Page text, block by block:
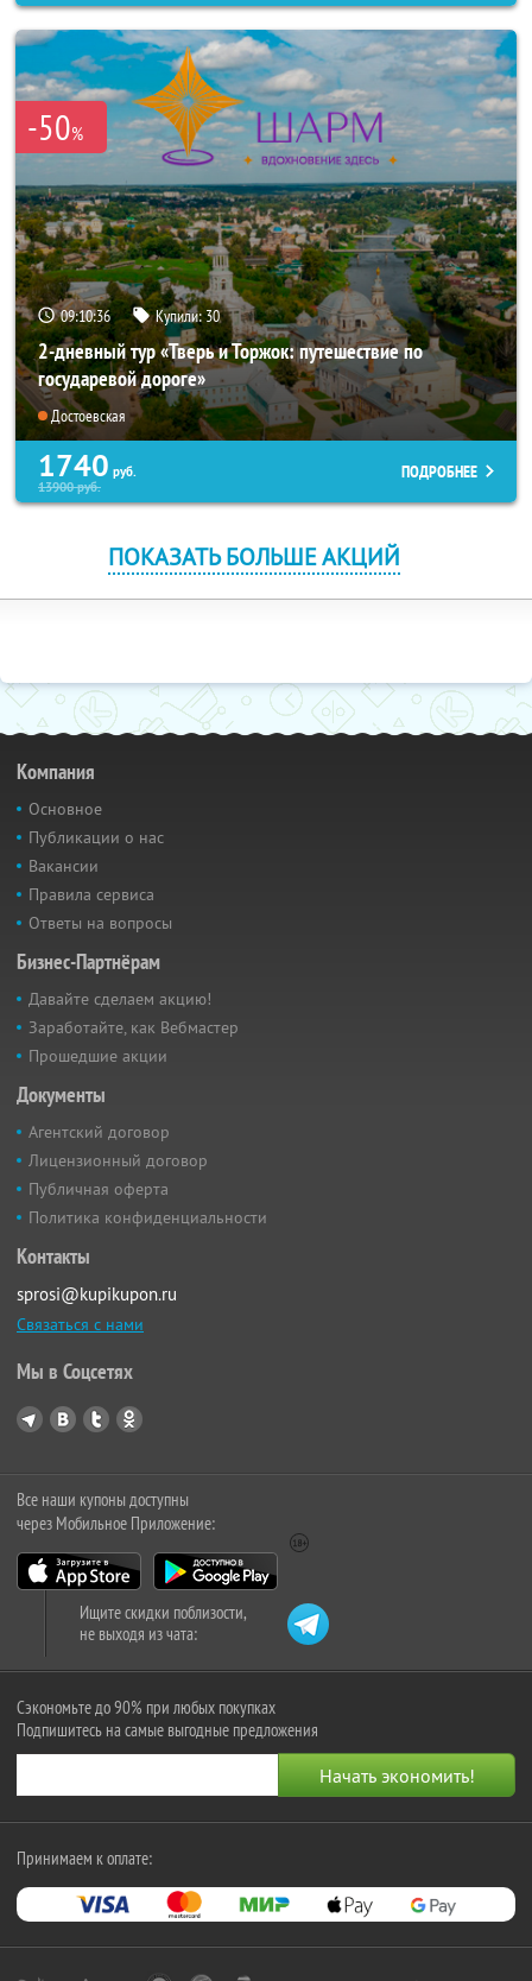
-50%
09:10:35 Купили:30
2-дневный тур «Тверь и Торжок: путешествие по
государевой дороге»
Достоевская
1740 руб.
13900руб.
ПОДРОБНЕЕ
ПОКАЗАТЬ БОЛЬШЕ АКЦИЙ
Компания
Основное
Публикации о нас
Вакансии
Правила сервиса
Ответы на вопросы
Бизнес-Партнёрам
Давайте сделаем акцию!
Заработайте, как Вебмастер
Прошедшие акции
Документы
Агентский договор
Лицензионный договор
Публичная оферта
Политика конфиденциальности
Контакты
sprosi@kupikupon.ru
Связаться с нами
Мы в Соцсетях
Все наши купоны доступны
через Мобильное Приложение:
Ищите скидки поблизости,
не выходя из чата:
Сэкономьте до 90% при любых покупках
Подпишитесь на самые выгодные предложения
Принимаем к оплате: